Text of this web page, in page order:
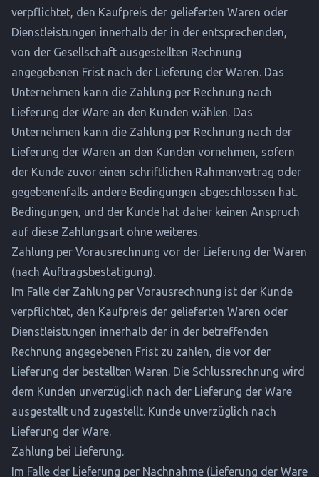
verpflichtet, den Kaufpreis der gelieferten Waren oder
Dienstleistungen innerhalb der in der entsprechenden,
von der Gesellschaft ausgestellten Rechnung
angegebenen Frist nach der Lieferung der Waren. Das
Unternehmen kann die Zahlung per Rechnung nach
Lieferung der Ware an den Kunden wählen. Das
Unternehmen kann die Zahlung per Rechnung nach der
Lieferung der Waren an den Kunden vornehmen, sofern
der Kunde zuvor einen schriftlichen Rahmenvertrag oder
gegebenenfalls andere Bedingungen abgeschlossen hat.
Bedingungen, und der Kunde hat daher keinen Anspruch
auf diese Zahlungsart ohne weiteres.
Zahlung per Vorausrechnung vor der Lieferung der Waren
(nach Auftragsbestätigung).
Im Falle der Zahlung per Vorausrechnung ist der Kunde
verpflichtet, den Kaufpreis der gelieferten Waren oder
Dienstleistungen innerhalb der in der betreffenden
Rechnung angegebenen Frist zu zahlen, die vor der
Lieferung der bestellten Waren. Die Schlussrechnung wird
dem Kunden unverzüglich nach der Lieferung der Ware
ausgestellt und zugestellt. Kunde unverzüglich nach
Lieferung der Ware.
Zahlung bei Lieferung.
Im Falle der Lieferung per Nachnahme (Lieferung der Ware